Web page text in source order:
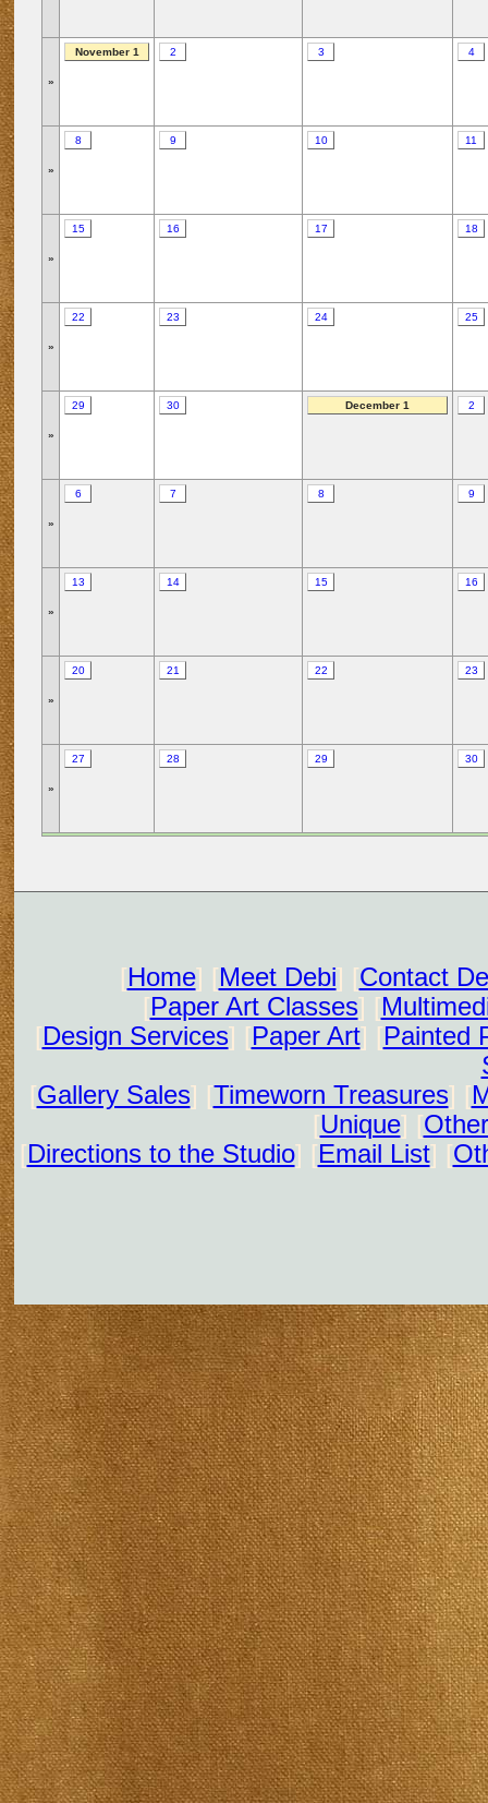
»
November 1 2 3 4
»
8 9 10 11
»
15 16 17 18
»
22 23 24 25
»
29 30 December 1 2
»
6 7 8 9
»
13 14 15 16
»
20 21 22 23
»
27 28 29 30
[Home] [Meet Debi] [Contact
[Paper Art Classes] [
[Design Services] [Paper Art] [Painted
[Gallery Sales] [Timeworn Treasures] [
[Unique] [
[Directions to the Studio] [Email List] [